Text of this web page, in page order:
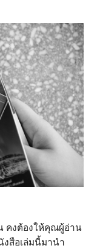
คงต้องให้คุณผู้อ่าน
งสือเล่มนี้มานำ